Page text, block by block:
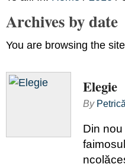
Archives by date
You are browsing the
Elegie
By
Din